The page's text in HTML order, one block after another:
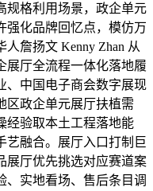
规格利用场景，政企单元
强化品牌回忆点，模仿万
詹扬文 Kenny Zhan 从
展厅全流程一体化落地履
、中国电子商会数字展现
区政企单元展厅扶植需
经验取本土工程落地能
艺融合。展厅入口打制巨
展厅优先挑选对应赛道案
、实地看场、售后条目调